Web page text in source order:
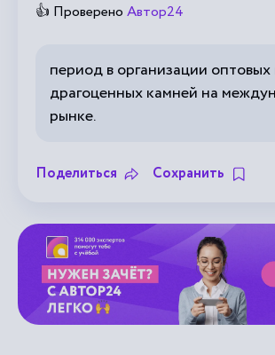
👍 Проверено Автор24
период в организации
драгоценных камней на
рынке.
Поделиться Сохранить